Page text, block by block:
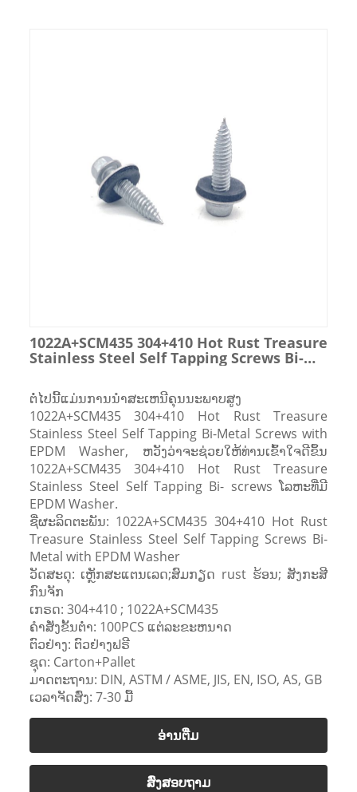
1022A+SCM435 304+410 Hot Rust Treasure
Stainless Steel Self Tapping Screws Bi-
ຕໍ່ໄປນີ້ແມ່ນການນໍາສະເຫນີຄຸນນະພາບສູງ
1022A+SCM435 304+410 Hot Rust Treasure
Stainless Steel Self Tapping Bi-Metal Screws with
EPDM Washer, ຫວັງວ່າຈະຊ່ວຍໃຫ້ທ່ານເຂົ້າໃຈດີຂຶ້ນ
1022A+SCM435 304+410 Hot Rust Treasure
Stainless Steel Self Tapping Bi- screws ໂລຫະທີ່ມີ
EPDM Washer.
ຊື່ຜະລິດຕະພັນ: 1022A+SCM435 304+410 Hot Rust
Treasure Stainless Steel Self Tapping Screws Bi-
Metal with EPDM Washer
ວັດສະດຸ: ເຫຼັກສະແຕນເລດ;ສົມກຽດ rust ຮ້ອນ; ສັງກະສີ
ກົນຈັກ
ເກຣດ: 304+410 ; 1022A+SCM435
ຄໍາສັ່ງຂັ້ນຕ່ໍາ: 100PCS ແຕ່ລະຂະຫນາດ
ຕົວຢ່າງ: ຕົວຢ່າງຟຣີ
ຊຸດ: Carton+Pallet
ມາດຕະຖານ: DIN, ASTM / ASME, JIS, EN, ISO, AS, GB
ເວລາຈັດສົ່ງ: 7-30 ມື້
ອ່ານ​ຕື່ມ
ສົ່ງສອບຖາມ